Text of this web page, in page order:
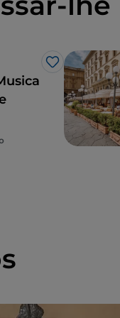
os
os
e os
arte e
Gosto